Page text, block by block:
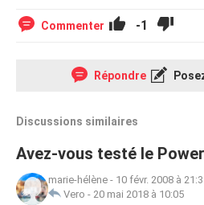
Commenter -1
Répondre
Discussions similaires
Avez-vous testé le
marie-hélène - 10 févr. 2008 à
Vero - 20 mai 2018 à 10:05